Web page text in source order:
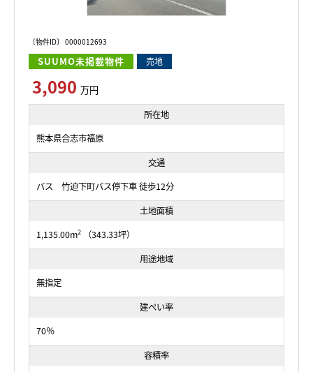
〔物件ID〕 0000012693
SUUMO未掲載物件 売地
3,090 万円
所在地
熊本県合志市福原
交通
バス 竹迫下町バス停下車 徒歩12分
土地面積
1,135.00m2
（343.33坪）
用途地域
無指定
建ぺい率
70％
容積率